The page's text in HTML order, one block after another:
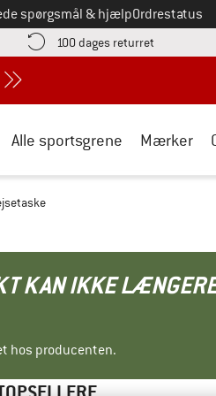
spørgsmål & hjælpOrdrestatus
Åbnes i en infoboks
100 dages returret Gå til
Alle sportsgrene Mærker
KAN IKKE
hos producenten.